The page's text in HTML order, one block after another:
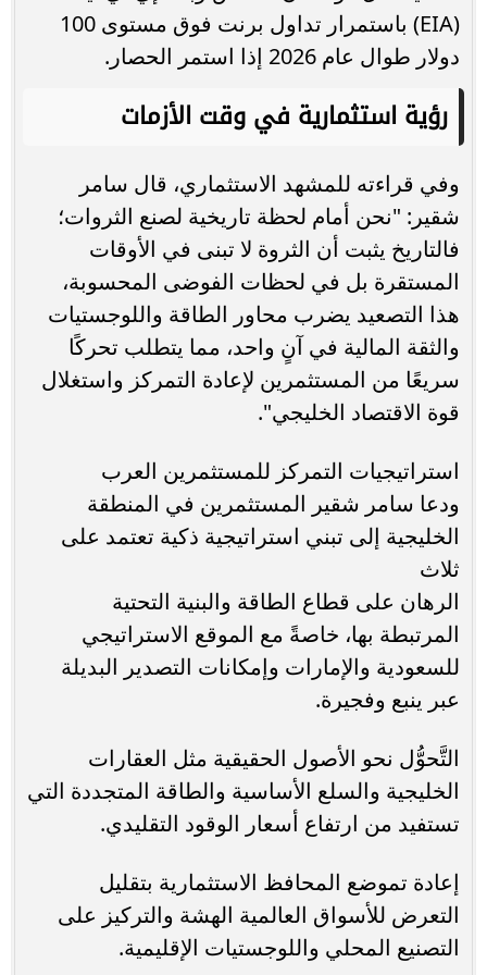
(EIA) باستمرار تداول برنت فوق مستوى 100
دولار طوال عام 2026 إذا استمر الحصار.
رؤية استثمارية في وقت الأزمات
وفي قراءته للمشهد الاستثماري، قال سامر
شقير: "نحن أمام لحظة تاريخية لصنع الثروات؛
فالتاريخ يثبت أن الثروة لا تبنى في الأوقات
المستقرة بل في لحظات الفوضى المحسوبة،
هذا التصعيد يضرب محاور الطاقة واللوجستيات
والثقة المالية في آنٍ واحد، مما يتطلب تحركًا
سريعًا من المستثمرين لإعادة التمركز واستغلال
قوة الاقتصاد الخليجي".
استراتيجيات التمركز للمستثمرين العرب
ودعا سامر شقير المستثمرين في المنطقة
الخليجية إلى تبني استراتيجية ذكية تعتمد على
ثلاث
الرهان على قطاع الطاقة والبنية التحتية
المرتبطة بها، خاصةً مع الموقع الاستراتيجي
للسعودية والإمارات وإمكانات التصدير البديلة
عبر ينبع وفجيرة.
التَّحوُّل نحو الأصول الحقيقية مثل العقارات
الخليجية والسلع الأساسية والطاقة المتجددة التي
تستفيد من ارتفاع أسعار الوقود التقليدي.
إعادة تموضع المحافظ الاستثمارية بتقليل
التعرض للأسواق العالمية الهشة والتركيز على
التصنيع المحلي واللوجستيات الإقليمية.